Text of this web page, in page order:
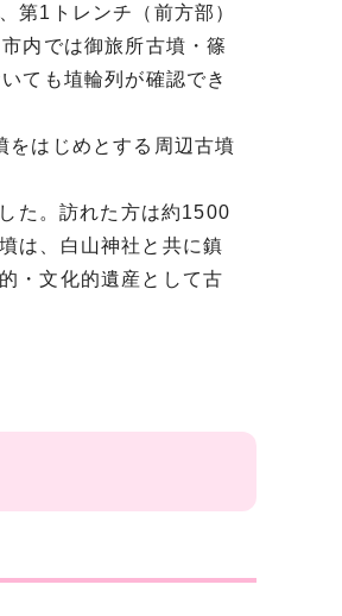
第1トレンチ（前方部）
内では御旅所古墳・篠
ても埴輪列が確認でき
をはじめとする周辺古墳
た。訪れた方は約1500
は、白山神社と共に鎮
・文化的遺産として古